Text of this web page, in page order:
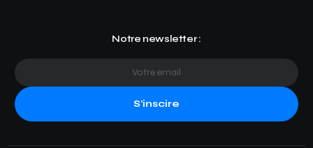
Notre newsletter :
S'inscire